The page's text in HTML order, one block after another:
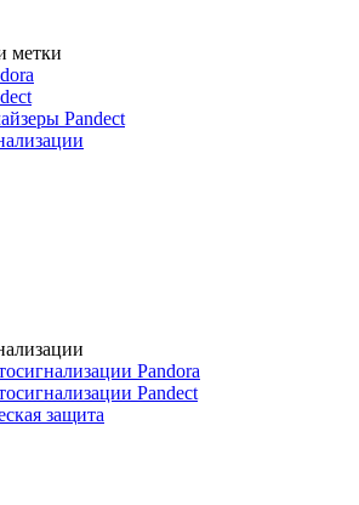
метки
Pandect
Pandora
Pandect
защита